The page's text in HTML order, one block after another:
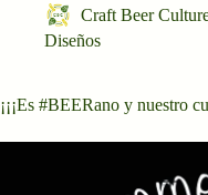
Craft Beer
Diseños
¡¡¡Es #BEERano y nuestro